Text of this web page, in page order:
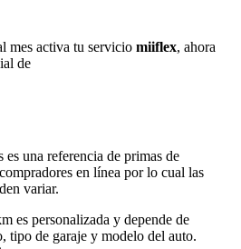
mes activa tu servicio miiflex, ahora
de
una referencia de primas de
en línea por lo cual las
variar.
es personalizada y depende de
tipo de garaje y modelo del auto.